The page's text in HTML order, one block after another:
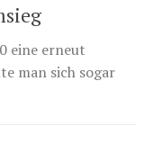
eine erneut
man sich sogar